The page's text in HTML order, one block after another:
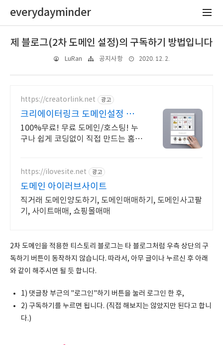
everydayminder
제 블로그(2차 도메인 설정)의 구독하기 방법입니다
LuRan 공지사항 2020. 12. 2.
https://creatorlink.net 광고
크리에이터링크 도메인설정 누구
나 만드는 홈페이지
100%무료! 무료 도메인/호스팅! 누
구나 쉽게 코딩없이 직접 만드는 홈페
이터링크에서.
https://ilovesite.net 광고
도메인 아이러브사이트
직거래 도메인양도하기, 도메인매매하기, 도메인사고팔
기, 사이트매매, 쇼핑몰매매
2차 도메인을 적용한 티스토리 블로그는 타 블로그처럼 우측 상단의 구
독하기 버튼이 동작하지 않습니다. 따라서, 아무 글이나 누르신 후 아래
와 같이 해주시면 될 듯 합니다.
1) 댓글창 부근의 "로그인"하기 버튼을 눌러 로그인 한 후,
2) 구독하기를 누르면 됩니다. (직접 해보지는 않았지만 된다고 합니
다.)